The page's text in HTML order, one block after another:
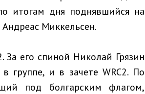
итогам дня поднявшийся на
Миккельсен.
его спиной Николай Грязин
группе, и в зачете WRC2. По
под болгарским флагом,